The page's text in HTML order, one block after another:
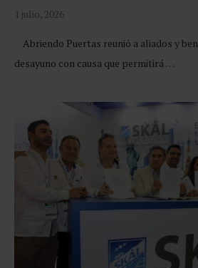
1 julio, 2026
Abriendo Puertas reunió a aliados y
desayuno con causa que permitirá …